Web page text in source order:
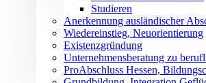
Studieren
Anerkennung ausländischer
Wiedereinstieg, Neuorientierung
Existenzgründung
Unternehmensberatung zu
ProAbschluss Hessen,